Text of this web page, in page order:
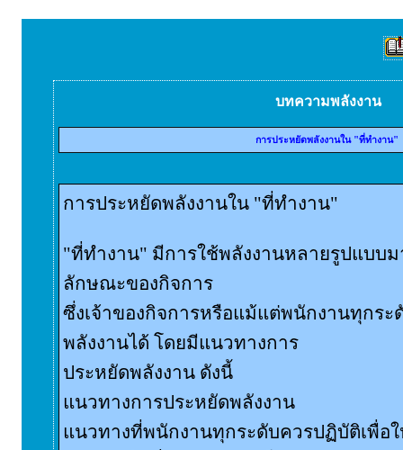
บทความพลังงาน
การประหยัดพลังงานใน "ที่ทำงาน"
การประหยัดพลังงานใน "ที่ทำงาน"
"ที่ทำงาน" มีการใช้พลังงานหลายรูปแบบ
ลักษณะของกิจการ
ซึ่งเจ้าของกิจการหรือแม้แต่พนักงานทุกระ
พลังงานได้ โดยมีแนวทางการ
ประหยัดพลังงาน ดังนี้
แนวทางการประหยัดพลังงาน
แนวทางที่พนักงานทุกระดับควรปฏิบัติเพื่อ